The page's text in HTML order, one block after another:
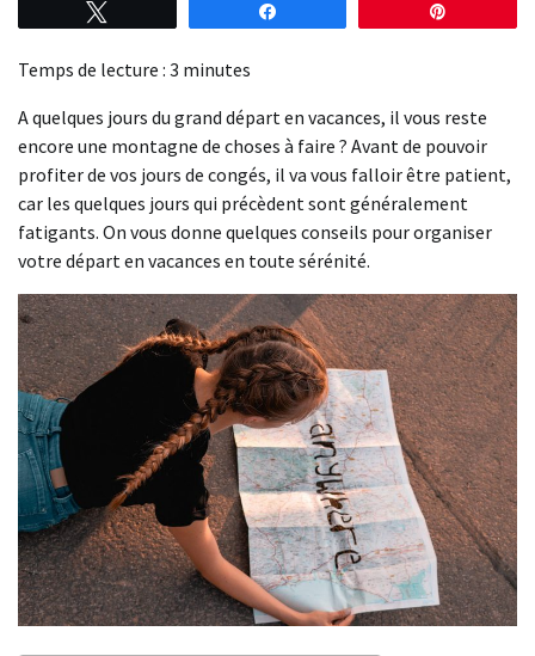
Temps de lecture : 3 minutes
A quelques jours du grand départ en vacances, il vous reste
encore une montagne de choses à faire ? Avant de pouvoir
profiter de vos jours de congés, il va vous falloir être patient,
car les quelques jours qui précèdent sont généralement
fatigants. On vous donne quelques conseils pour organiser
votre départ en vacances en toute sérénité.